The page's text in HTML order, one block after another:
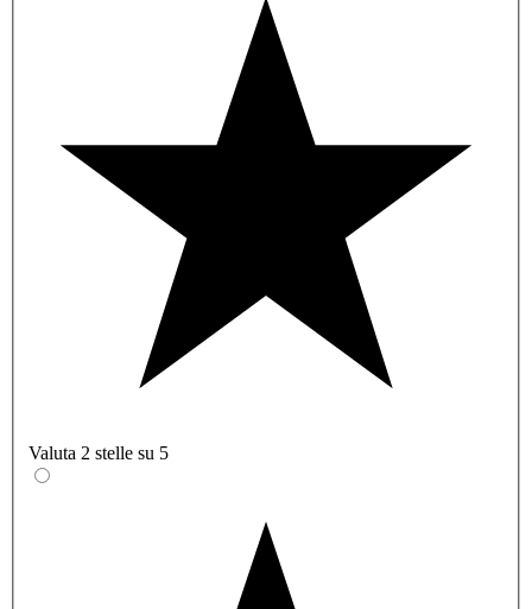
Valuta 2 stelle su 5